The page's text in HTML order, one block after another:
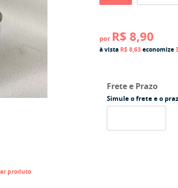
produto
por R$ 8,90
à vista R$ 8,63economize
Frete e Prazo
Simule o frete e o